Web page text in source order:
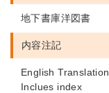
地下書庫洋図書
内容注記
English Translation
Inclues index